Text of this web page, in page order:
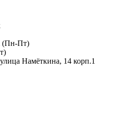
(Пн-Пт)
Намёткина, 14 корп.1